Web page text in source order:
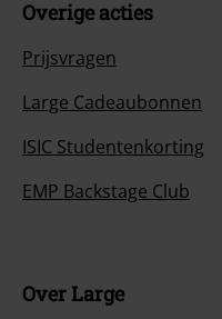
Overige acties
Prijsvragen
Large Cadeaubonnen
ISIC Studentenkorting
EMP Backstage Club
Over Large